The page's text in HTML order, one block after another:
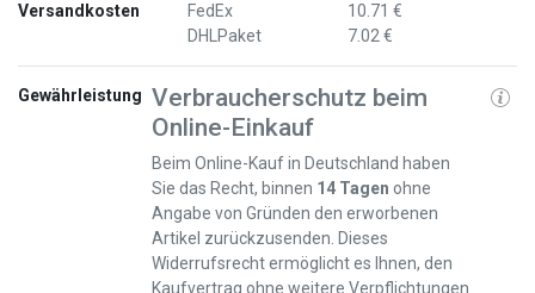
Versandkosten
FedEx
DHLPaket
10.71 €
7.02 €
Gewährleistung Verbraucherschutz beim
Online-Einkauf
Beim Online-Kauf in Deutschland haben
Sie das Recht, binnen 14 Tagen ohne
Angabe von Gründen den erworbenen
Artikel zurückzusenden. Dieses
Widerrufsrecht ermöglicht es Ihnen, den
Kaufvertrag ohne weitere Verpflichtungen